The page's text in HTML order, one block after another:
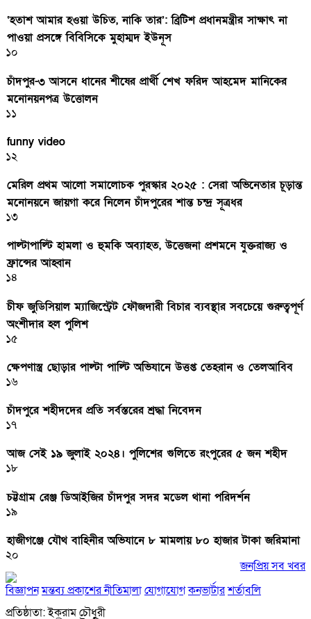
‘হতাশ আমার হওয়া উচিত, নাকি তার’: ব্রিটিশ প্রধানমন্ত্রীর সাক্ষাৎ না
পাওয়া প্রসঙ্গে বিবিসিকে মুহাম্মদ ইউনূস
১০
চাঁদপুর-৩ আসনে ধানের শীষের প্রার্থী শেখ ফরিদ আহমেদ মানিকের
মনোনয়নপত্র উত্তোলন
১১
funny video
১২
মেরিল প্রথম আলো সমালোচক পুরস্কার ২০২৫ : সেরা অভিনেতার চূড়ান্ত
মনোনয়নে জায়গা করে নিলেন চাঁদপুরের শান্ত চন্দ্র সূত্রধর
১৩
পাল্টাপাল্টি হামলা ও হুমকি অব্যাহত, উত্তেজনা প্রশমনে যুক্তরাজ্য ও
ফ্রান্সের আহ্বান
১৪
চীফ জুডিসিয়াল ম্যাজিস্ট্রেট ফৌজদারী বিচার ব্যবস্থার সবচেয়ে গুরুত্বপূর্ণ
অংশীদার হল পুলিশ
১৫
ক্ষেপণাস্ত্র ছোড়ার পাল্টা পাল্টি অভিযানে উত্তপ্ত তেহরান ও তেলআবিব
১৬
চাঁদপুরে শহীদদের প্রতি সর্বস্তরের শ্রদ্ধা নিবেদন
১৭
আজ সেই ১৯ জুলাই ২০২৪। পুলিশের গুলিতে রংপুরের ৫ জন শহীদ
১৮
চট্টগ্রাম রেঞ্জ ডিআইজির চাঁদপুর সদর মডেল থানা পরিদর্শন
১৯
হাজীগঞ্জে যৌথ বাহিনীর অভিযানে ৮ মামলায় ৮০ হাজার টাকা জরিমানা
২০
জনপ্রিয় সব খবর
বিজ্ঞাপনমন্তব্য প্রকাশের নীতিমালাযোগাযোগকনভার্টারশর্তাবলি
প্রতিষ্ঠাতা: ইকরাম চৌধুরী